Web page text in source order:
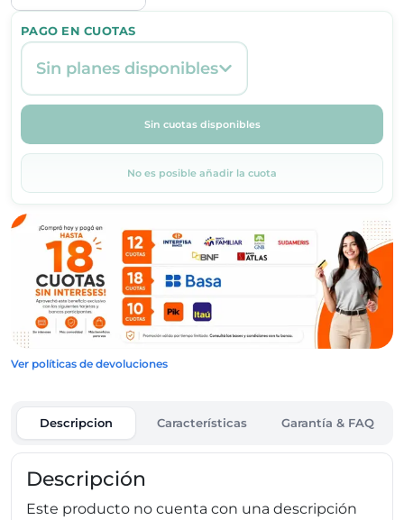
PAGO EN CUOTAS
Sin planes disponibles
Sin cuotas disponibles
No es posible añadir la cuota
Ver políticas de devoluciones
Descripcion Características Garantía & FAQ
Descripción
Este producto no cuenta con una descripción